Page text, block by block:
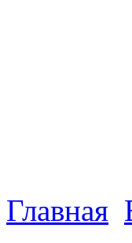
Главная